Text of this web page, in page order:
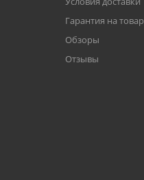
Гарантия на товар
Обзоры
Отзывы